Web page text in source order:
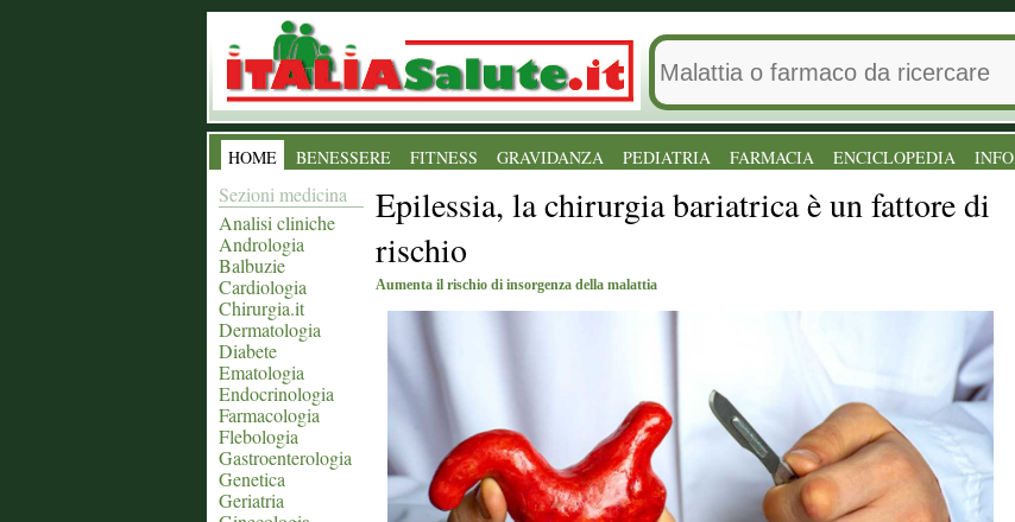
HOME BENESSERE FITNESS GRAVIDANZA PEDIATRIA FARMACIA ENCICLOPEDIA INFO
Sezioni medicina
Analisi cliniche
Andrologia
Balbuzie
Cardiologia
Chirurgia.it
Dermatologia
Diabete
Ematologia
Endocrinologia
Farmacologia
Flebologia
Gastroenterologia
Genetica
Geriatria
Epilessia, la chirurgia bariatrica è un fattore di
rischio
Aumenta il rischio di insorgenza della malattia